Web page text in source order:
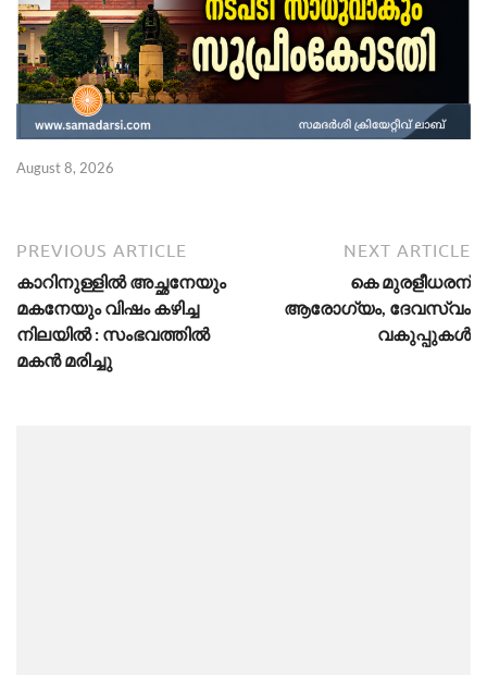
August 8, 2026
PREVIOUS ARTICLE
കാറിനുള്ളില്‍ അച്ഛനേയും
മകനേയും വിഷം കഴിച്ച
നിലയില്‍ : സംഭവത്തില്‍
മകന്‍ മരിച്ചു
NEXT ARTICLE
കെ മുരളീധരന്
ആരോഗ്യം, ദേവസ്വം
വകുപ്പുകള്‍